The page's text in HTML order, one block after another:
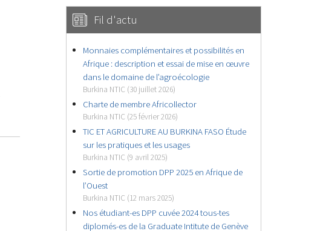
Fil d'actu
Monnaies complémentaires et possibilités en
Afrique : description et essai de mise en œuvre
dans le domaine de l’agroécologie
Burkina NTIC (30 juillet 2026)
Charte de membre Africollector
Burkina NTIC (25 février 2026)
TIC ET AGRICULTURE AU BURKINA FASO Étude
sur les pratiques et les usages
Burkina NTIC (9 avril 2025)
Sortie de promotion DPP 2025 en Afrique de
l’Ouest
Burkina NTIC (12 mars 2025)
Nos étudiant-es DPP cuvée 2024 tous-tes
diplomés-es de la Graduate Intitute de Genève